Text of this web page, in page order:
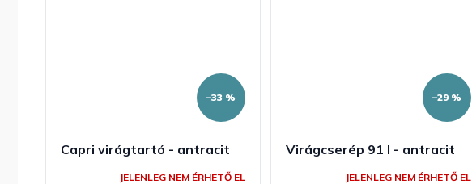
–33 %
Capri virágtartó - antracit
JELENLEG NEM ÉRHETŐ EL
–29 %
Virágcserép 91 l - antracit
JELENLEG NEM ÉRHETŐ EL